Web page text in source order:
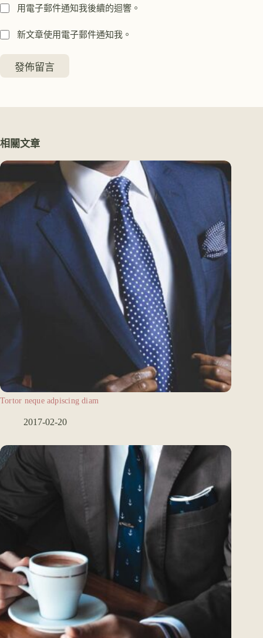
用電子郵件通知我後續的迴響。
新文章使用電子郵件通知我。
發佈留言
相關文章
Tortor neque adpiscing diam
2017-02-20